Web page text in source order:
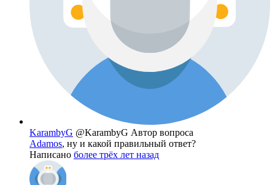
KarambyG @KarambyG Автор вопроса
Adamos, ну и какой правильный ответ?
Написано более трёх лет назад